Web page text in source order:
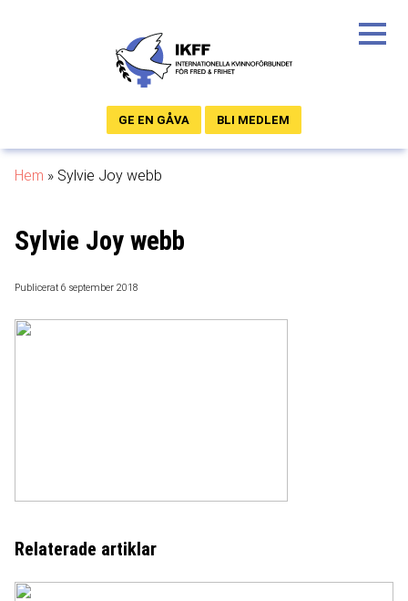
BLI MEDLEM
GE EN GÅVA
Hem » Sylvie Joy webb
Sylvie Joy webb
Publicerat 6 september 2018
Relaterade artiklar